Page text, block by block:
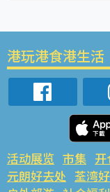
港玩港食港生活
活动展览 市集 开
元朗好去处 荃湾